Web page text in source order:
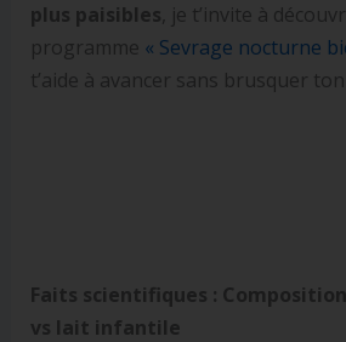
plus paisibles , je t’invite à
programme « Sevrage nocturne
t’aide à avancer sans brusquer
Faits scientifiques :
vs lait infantile